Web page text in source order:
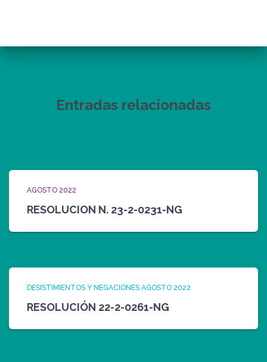
Entradas relacionadas
AGOSTO 2022
RESOLUCION N. 23-2-0231-NG
DESISTIMIENTOS Y NEGACIONES AGOSTO 2022
RESOLUCIÓN 22-2-0261-NG